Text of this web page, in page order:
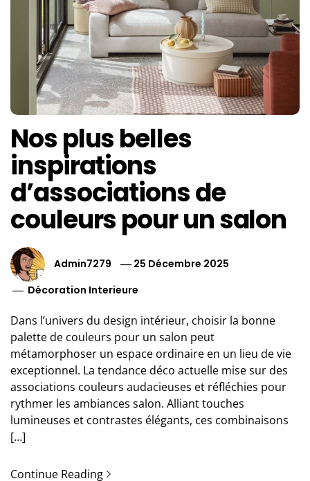
Nos plus belles
inspirations
d’associations de
couleurs pour un salon
Admin7279
25 Décembre 2025
Décoration Interieure
Dans l’univers du design intérieur, choisir la bonne
palette de couleurs pour un salon peut
métamorphoser un espace ordinaire en un lieu de vie
exceptionnel. La tendance déco actuelle mise sur des
associations couleurs audacieuses et réfléchies pour
rythmer les ambiances salon. Alliant touches
lumineuses et contrastes élégants, ces combinaisons
[…]
Continue Reading